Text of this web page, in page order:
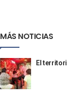
MÁS NOTICIAS
El